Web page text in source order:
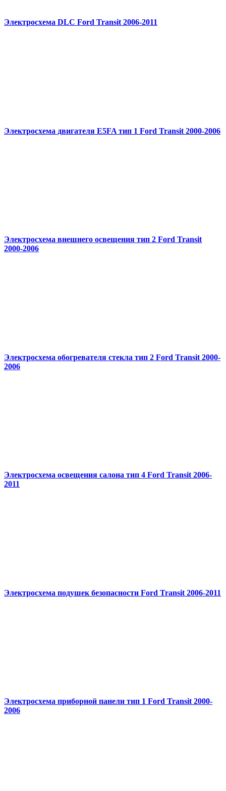
Электросхема DLC Ford Transit 2006-2011
Электросхема двигателя E5FA тип 1 Ford Transit 2000-2006
Электросхема внешнего освещения тип 2 Ford Transit
2000-2006
Электросхема обогревателя стекла тип 2 Ford Transit 2000-
2006
Электросхема освещения салона тип 4 Ford Transit 2006-
2011
Электросхема подушек безопасности Ford Transit 2006-2011
Электросхема приборной панели тип 1 Ford Transit 2000-
2006